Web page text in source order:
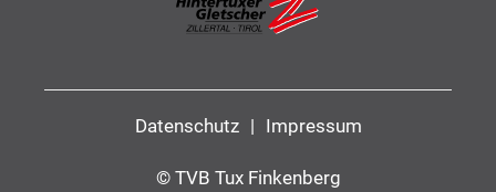
Datenschutz | Impressum
© TVB Tux Finkenberg